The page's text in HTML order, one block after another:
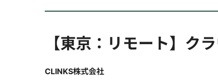
【東京：リモート】ク
CLINKS株式会社